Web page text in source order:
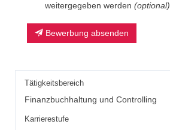
weitergegeben werden (optional)
Bewerbung absenden
Tätigkeitsbereich
Finanzbuchhaltung und Controlling
Karrierestufe